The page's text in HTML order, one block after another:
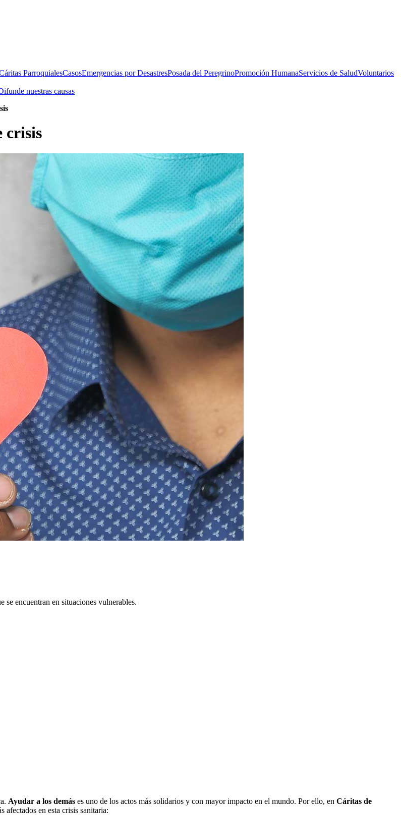
ParroquialesCasosEmergencias por DesastresPosada del PeregrinoPromoción HumanaServicios de SaludVoluntarios
nuestras causas
crisis
se encuentran en situaciones vulnerables.
Ayudar a los demás es uno de los actos más solidarios y con mayor impacto en el mundo. Por ello, en Cáritas de
afectados en esta crisis sanitaria: